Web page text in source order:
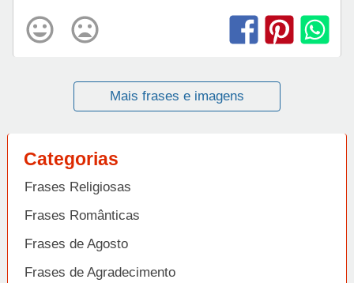
Mais frases e imagens
Categorias
Frases Religiosas
Frases Românticas
Frases de Agosto
Frases de Agradecimento